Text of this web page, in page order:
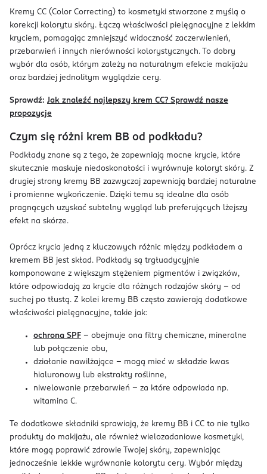
Kremy CC (Color Correcting) to kosmetyki stworzone z myślą o
korekcji kolorytu skóry. Łączą właściwości pielęgnacyjne z lekkim
kryciem, pomagając zmniejszyć widoczność zaczerwienień,
przebarwień i innych nierówności kolorystycznych. To dobry
wybór dla osób, którym zależy na naturalnym efekcie makijażu
oraz bardziej jednolitym wyglądzie cery.
Sprawdź: Jak znaleźć najlepszy krem CC? Sprawdź nasze
propozycje
Czym się różni krem BB od podkładu?
Podkłady znane są z tego, że zapewniają mocne krycie, które
skutecznie maskuje niedoskonałości i wyrównuje koloryt skóry. Z
drugiej strony kremy BB zazwyczaj zapewniają bardziej naturalne
i promienne wykończenie. Dzięki temu są idealne dla osób
pragnących uzyskać subtelny wygląd lub preferujących lżejszy
efekt na skórze.
Oprócz krycia jedną z kluczowych różnic między podkładem a
kremem BB jest skład. Podkłady są trgłuadycyjnie
komponowane z większym stężeniem pigmentów i związków,
które odpowiadają za krycie dla różnych rodzajów skóry – od
suchej po tłustą. Z kolei kremy BB często zawierają dodatkowe
właściwości pielęgnacyjne, takie jak:
ochrona SPF – obejmuje ona filtry chemiczne, mineralne
lub połączenie obu,
działanie nawilżające – mogą mieć w składzie kwas
hialuronowy lub ekstrakty roślinne,
niwelowanie przebarwień – za które odpowiada np.
witamina C.
Te dodatkowe składniki sprawiają, że kremy BB i CC to nie tylko
produkty do makijażu, ale również wielozadaniowe kosmetyki,
które mogą poprawić zdrowie Twojej skóry, zapewniając
jednocześnie lekkie wyrównanie kolorytu cery. Wybór między